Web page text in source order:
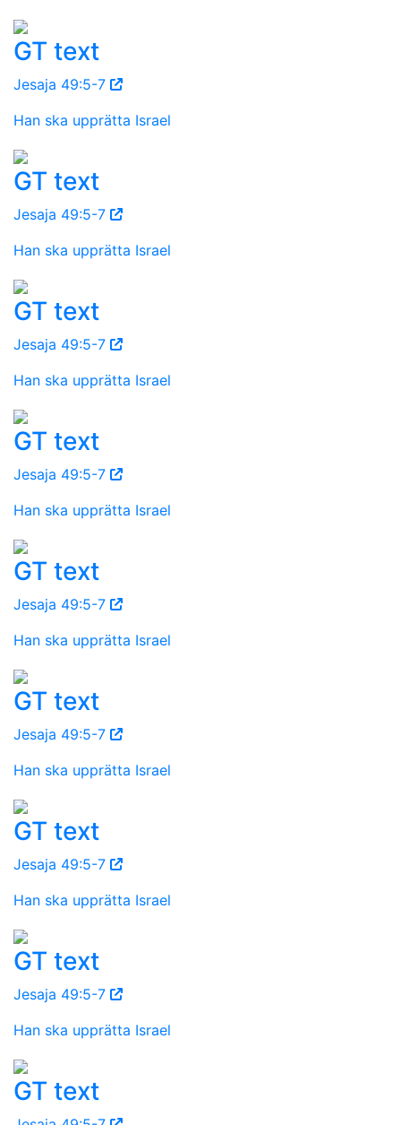
GT text
Jesaja 49:5-7
Han ska upprätta Israel
GT text
Jesaja 49:5-7
Han ska upprätta Israel
GT text
Jesaja 49:5-7
Han ska upprätta Israel
GT text
Jesaja 49:5-7
Han ska upprätta Israel
GT text
Jesaja 49:5-7
Han ska upprätta Israel
GT text
Jesaja 49:5-7
Han ska upprätta Israel
GT text
Jesaja 49:5-7
Han ska upprätta Israel
GT text
Jesaja 49:5-7
Han ska upprätta Israel
GT text